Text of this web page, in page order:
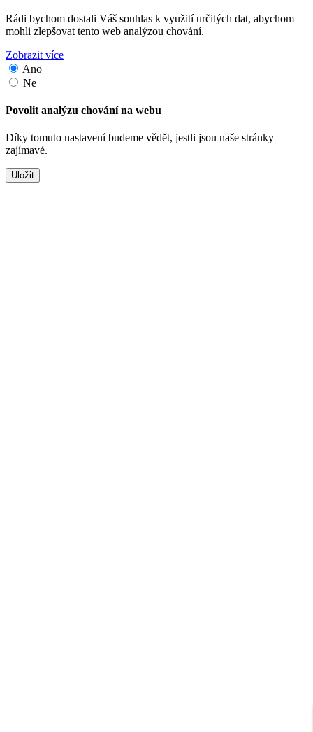
Rádi bychom dostali Váš souhlas k využití určitých dat, abychom
mohli zlepšovat tento web analýzou chování.
Zobrazit více
Ano
Ne
Povolit analýzu chování na webu
Díky tomuto nastavení budeme vědět, jestli jsou naše stránky
zajímavé.
Uložit